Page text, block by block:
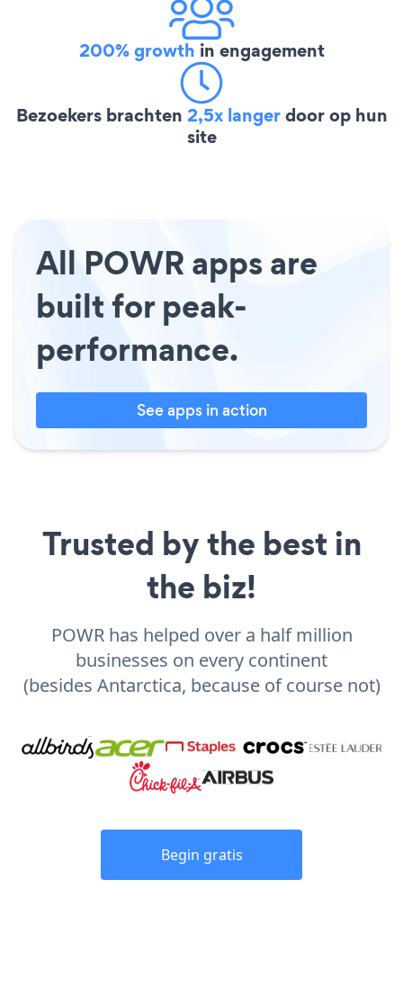
200% growth in engagement
Bezoekers brachten 2,5x langerdoor op hun
site
All POWR apps are
built for peak-
performance.
See apps in action
Trusted by the best in
the biz!
POWR has helped over a half million
businesses on every continent
(besides Antarctica, because of course not)
Begin gratis